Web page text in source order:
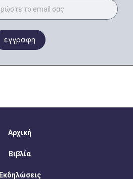
εγγραφη
Αρχική
Βιβλία
Εκδηλώσεις